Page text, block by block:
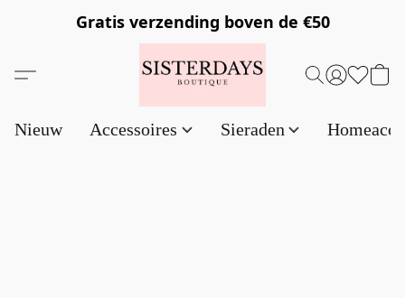
Gratis verzending boven de €50
Nieuw Accessoires Sieraden